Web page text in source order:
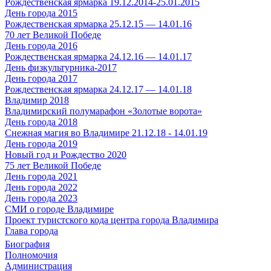
Рождественская ярмарка 19.12.2014-25.01.2015
День города 2015
Рождественская ярмарка 25.12.15 — 14.01.16
70 лет Великой Победе
День города 2016
Рождественская ярмарка 24.12.16 — 14.01.17
День физкультурника-2017
День города 2017
Рождественская ярмарка 24.12.17 — 14.01.18
Владимир 2018
Владимирский полумарафон «Золотые ворота»
День города 2018
Снежная магия во Владимире 21.12.18 - 14.01.19
День города 2019
Новый год и Рождество 2020
75 лет Великой Победе
День города 2021
День города 2022
День города 2023
СМИ о городе Владимире
Проект туристского кода центра города Владимира
Глава города
Биография
Полномочия
Администрация